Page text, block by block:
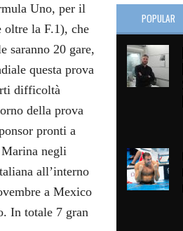
Uno, per il
oltre la F.1), che
saranno 20 gare,
questa prova
difficoltà
della prova
pronti a
negli
all’interno
a Mexico
In totale 7 gran
POPULAR